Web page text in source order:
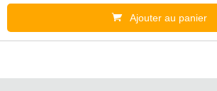
Ajouter au panier